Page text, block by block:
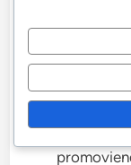
gestionar
manera
En un